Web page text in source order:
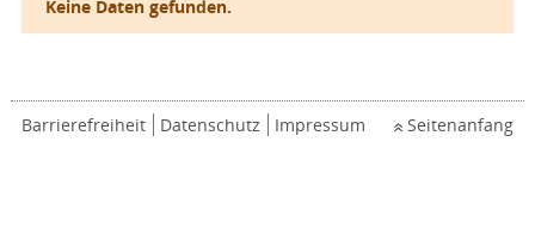
Keine Daten gefunden.
Barrierefreiheit Datenschutz Impressum Seitenanfang